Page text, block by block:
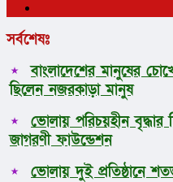
সর্বশেষঃ
বাংলাদেশের মানুষের
ছিলেন নজরকাড়া মানুষ
ভোলায় পরিচয়হীন বৃদ্ধার
জাগরণী ফাউন্ডেশন
ভোলায় দুই প্রতিষ্ঠানে